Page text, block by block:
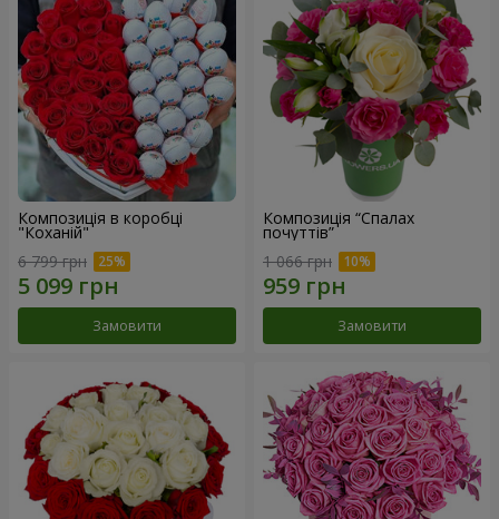
Композиція в коробці
"Коханій"
6 799 грн
Замовити
Композиція “Спалах
почуттів”
1 066 грн
Замовити